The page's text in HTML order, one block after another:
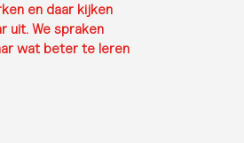
en daar kijken
uit. We spraken
wat beter te leren